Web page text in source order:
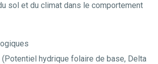
sol et du climat dans le comportement
(Potentiel hydrique folaire de base, Delta